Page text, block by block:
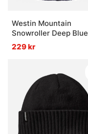
Westin Mountain
Snowroller Deep Blue
229 kr